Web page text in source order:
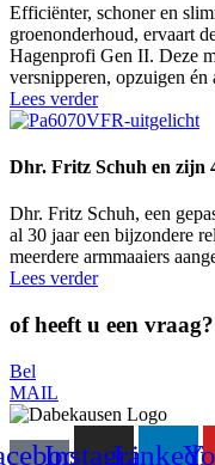
Efficiënter, schoner en
groenonderhoud, ervaart
Hagenprofi Gen II. Deze
versnipperen, opzuigen
Lees verder
Dhr. Fritz Schuh en zijn
Dhr. Fritz Schuh, een
al 30 jaar een bijzondere
meerdere armmaaiers
Lees verder
of heeft u een vraag?
Bel
MAIL
Instagram